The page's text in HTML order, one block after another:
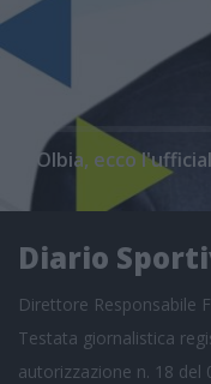
Olbia, ecco
Diario
Direttore Responsabile
Testata giornalistica
autorizzazione n. 18 del